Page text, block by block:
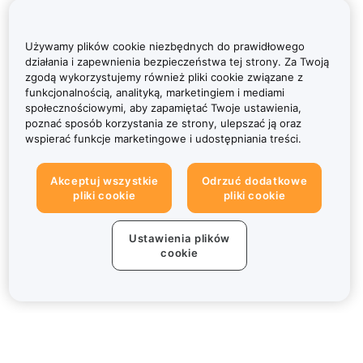
Używamy plików cookie niezbędnych do prawidłowego
działania i zapewnienia bezpieczeństwa tej strony. Za Twoją
zgodą wykorzystujemy również pliki cookie związane z
funkcjonalnością, analityką, marketingiem i mediami
społecznościowymi, aby zapamiętać Twoje ustawienia,
poznać sposób korzystania ze strony, ulepszać ją oraz
wspierać funkcje marketingowe i udostępniania treści.
Akceptuj wszystkie
pliki cookie
Odrzuć dodatkowe
pliki cookie
Ustawienia plików
cookie